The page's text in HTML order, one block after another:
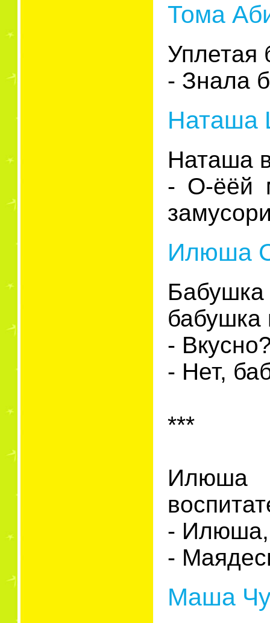
Тома
Уплетая
- Знала
Наташа
Наташа
- О-ёёй
Илюша
бабушка
-
- Нет,
***
Илюша
- Илюша,
-
Маша